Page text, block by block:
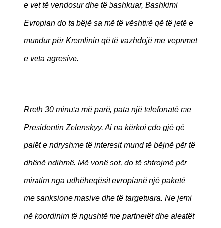
e vet të vendosur dhe të bashkuar, Bashkimi
Evropian do ta bëjë sa më të vështirë që të jetë e
mundur për Kremlinin që të vazhdojë me veprimet
e veta agresive.
Rreth 30 minuta më parë, pata një telefonatë me
Presidentin Zelenskyy. Ai na kërkoi çdo gjë që
palët e ndryshme të interesit mund të bëjnë për të
dhënë ndihmë. Më vonë sot, do të shtrojmë për
miratim nga udhëheqësit evropianë një paketë
me sanksione masive dhe të targetuara. Ne jemi
në koordinim të ngushtë me partnerët dhe aleatët